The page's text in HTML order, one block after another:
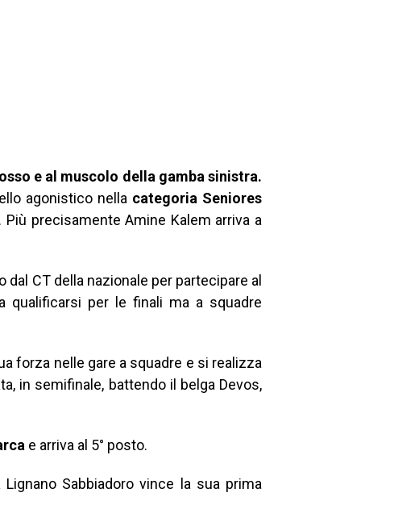
e al muscolo della gamba sinistra.
agonistico nella categoria Seniores
precisamente Amine Kalem arriva a
CT della nazionale per partecipare al
qualificarsi per le finali ma a squadre
forza nelle gare a squadre e si realizza
in semifinale, battendo il belga Devos,
e arriva al 5° posto.
Lignano Sabbiadoro vince la sua prima